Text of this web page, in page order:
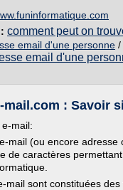
comment peut on
email d'une personne /
email d'une
mail.com : Savoir
mail:
mail (ou encore
de caractères
mail sont constituées